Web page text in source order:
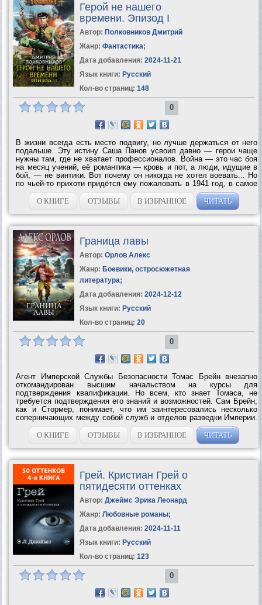
Герой не нашего
времени. Эпизод I
Автор: Полковников Дмитрий
Жанр: Фантастика;
Дата добавления: 2024-11-21
Язык книги: Русский
Кол-во страниц: 148
0
В жизни всегда есть место подвигу, но лучше держаться от него
подальше. Эту истину Саша Панов усвоил давно — герои чаще
нужны там, где не хватает профессионалов. Война — это час боя
на месяц учений, её романтика — кровь и пот, а люди, идущие в
бой, — не винтики. Вот почему он никогда не хотел воевать... Но
по чьей-то прихоти придётся ему пожаловать в 1941 год, в самое
начало июня, реального, невымышленного, и вести там
шахматную партию,...
О КНИГЕ ОТЗЫВЫ В ИЗБРАННОЕ ЧИТАТЬ
Граница лавы
Автор: Орлов Алекс
Жанр: Боевики, остросюжетная
литература;
Дата добавления: 2024-12-12
Язык книги: Русский
Кол-во страниц: 20
0
Агент Имперской Службы Безопасности Томас Брейн внезапно
откомандирован высшим начальством на курсы для
подтверждения квалификации. Но всем, кто знает Томаса, не
требуется подтверждения его знаний и возможностей. Сам Брейн,
как и Стормер, понимает, что им заинтересовались несколько
соперничающих между собой служб и отделов разведки Империи.
И действительно, вскоре на Томаса начинается настоящая охота,
в которой переплетаются...
О КНИГЕ ОТЗЫВЫ В ИЗБРАННОЕ ЧИТАТЬ
Грей. Кристиан Грей о
пятидесяти оттенках
Автор: Джеймс Эрика Леонард
Жанр: Любовные романы;
Дата добавления: 2024-11-11
Язык книги: Русский
Кол-во страниц: 123
0